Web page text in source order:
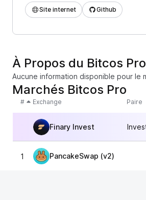
Site internet Github
À Propos du Bitcos Pro
Aucune information disponible pour le
Marchés Bitcos Pro
# Exchange Paire
Finary Invest
1 PancakeSwap (v2)